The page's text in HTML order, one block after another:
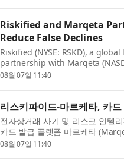
Riskified and Marqeta
Reduce False Declines
Riskified (NYSE: RSKD), a
partnership with Marqeta
Marqeta’s platform access to
08월 07일 11:40
리스키파이드-마르케타, 카
전자상거래 사기 및 리스크 인텔
카드 발급 플랫폼 마르케타
폼을 이용하는 카드 발...
08월 07일 11:40